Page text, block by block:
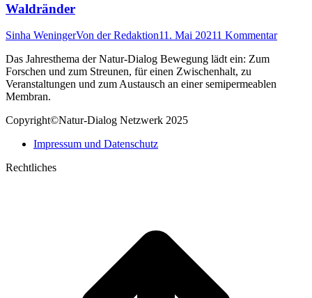
Waldränder
Sinha WeningerVon der Redaktion11. Mai 20211 Kommentar
Das Jahresthema der Natur-Dialog Bewegung lädt ein: Zum
Forschen und zum Streunen, für einen Zwischenhalt, zu
Veranstaltungen und zum Austausch an einer semipermeablen
Membran.
Copyright©Natur-Dialog Netzwerk 2025
Impressum und Datenschutz
Rechtliches